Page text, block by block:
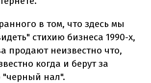
в том, что здесь мы
стихию бизнеса 1990-х,
продают неизвестно что,
когда и берут за
"черный нал".